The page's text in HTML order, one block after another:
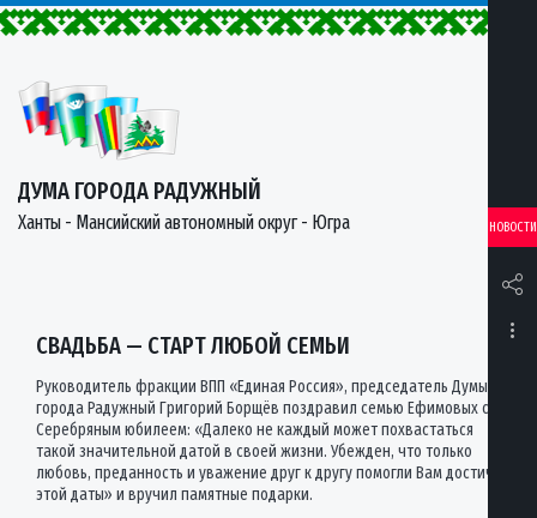
ДУМА ГОРОДА РАДУЖНЫЙ
Ханты - Мансийский автономный округ - Югра НОВОСТИ
СВАДЬБА — СТАРТ ЛЮБОЙ СЕМЬИ
Руководитель фракции ВПП «Единая Россия», председатель Думы
города Радужный Григорий Борщёв поздравил семью Ефимовых с
Серебряным юбилеем: «Далеко не каждый может похвастаться
такой значительной датой в своей жизни. Убежден, что только
любовь, преданность и уважение друг к другу помогли Вам достичь
этой даты» и вручил памятные подарки.